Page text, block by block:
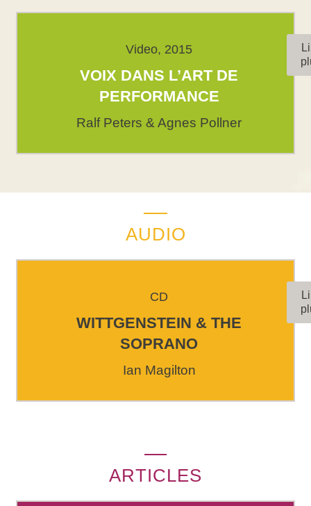
Video, 2015
VOIX DANS L’ART DE
PERFORMANCE
Ralf Peters & Agnes Pollner
AUDIO
CD
WITTGENSTEIN & THE
SOPRANO
Ian Magilton
ARTICLES